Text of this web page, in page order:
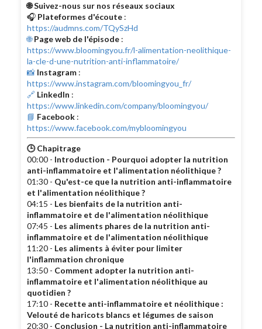
🌐 Suivez-nous sur nos réseaux sociaux
🎧 Plateformes d'écoute :
https://audmns.com/TQySzHd
🌐 Page web de l'épisode :
https://www.bloomingyou.fr/l-alimentation-neolithique-
la-cle-d-une-nutrition-anti-inflammatoire/
📸 Instagram :
https://www.instagram.com/bloomingyou_fr/
🔗 LinkedIn :
https://www.linkedin.com/company/bloomingyou/
📘 Facebook :
https://www.facebook.com/mybloomingyou
🕒 Chapitrage
00:00 - Introduction - Pourquoi adopter la nutrition
anti-inflammatoire et l'alimentation néolithique ?
01:30 - Qu'est-ce que la nutrition anti-inflammatoire
et l'alimentation néolithique ?
04:15 - Les bienfaits de la nutrition anti-
inflammatoire et de l'alimentation néolithique
07:45 - Les aliments phares de la nutrition anti-
inflammatoire et de l'alimentation néolithique
11:20 - Les aliments à éviter pour limiter
l'inflammation chronique
13:50 - Comment adopter la nutrition anti-
inflammatoire et l'alimentation néolithique au
quotidien ?
17:10 - Recette anti-inflammatoire et néolithique :
Velouté de haricots blancs et légumes de saison
20:30 - Conclusion - La nutrition anti-inflammatoire